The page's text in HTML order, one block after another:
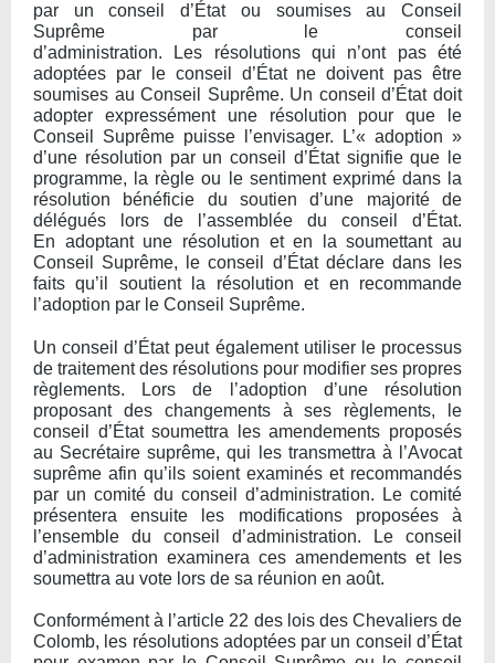
par un conseil d’État ou soumises au Conseil
Suprême par le conseil
d’administration. Les résolutions qui n’ont pas été
adoptées par le conseil d’État ne doivent pas être
soumises au Conseil Suprême. Un conseil d’État doit
adopter expressément une résolution pour que le
Conseil Suprême puisse l’envisager. L’« adoption »
d’une résolution par un conseil d’État signifie que le
programme, la règle ou le sentiment exprimé dans la
résolution bénéficie du soutien d’une majorité de
délégués lors de l’assemblée du conseil d’État.
En adoptant une résolution et en la soumettant au
Conseil Suprême, le conseil d’État déclare dans les
faits qu’il soutient la résolution et en recommande
l’adoption par le Conseil Suprême.
Un conseil d’État peut également utiliser le processus
de traitement des résolutions pour modifier ses propres
règlements. Lors de l’adoption d’une résolution
proposant des changements à ses règlements, le
conseil d’État soumettra les amendements proposés
au Secrétaire suprême, qui les transmettra à l’Avocat
suprême afin qu’ils soient examinés et recommandés
par un comité du conseil d’administration. Le comité
présentera ensuite les modifications proposées à
l’ensemble du conseil d’administration. Le conseil
d’administration examinera ces amendements et les
soumettra au vote lors de sa réunion en août.
Conformément à l’article 22 des lois des Chevaliers de
Colomb, les résolutions adoptées par un conseil d’État